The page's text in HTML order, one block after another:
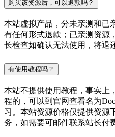
购买该资源后，可以退款吗？
本站虚拟产品，分未亲测和已
有任何形式退款；已亲测资源
长检查如确认无法使用，将退
有使用教程吗？
本站不提供使用教程，事实上
程的，可以到官网查看名为
习。本站资源价格仅提供资源
务，如需要可邮件联系站长付